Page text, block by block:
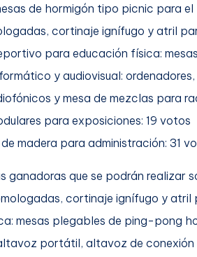
de hormigón tipo picnic para
cortinaje ignífugo y atril
para educación física:
y audiovisual:
y mesa de mezclas para
para exposiciones: 19 votos
madera para administración: 31
ganadoras que se podrán realizar
cortinaje ignífugo y
mesas plegables de ping-pong
portátil, altavoz de